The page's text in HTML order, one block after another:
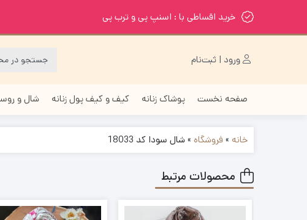
خرید اقساطی با : اسنپ پی و ترب پی
ورود | ثبت‌نام
صفحه نخست پوشاک زنانه کیف و کیف پول زنانه شال و
خانه »فروشگاه »شال سودا کد 18033
محصولات مرتبط